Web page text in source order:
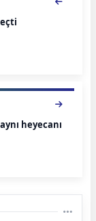
heyecanı